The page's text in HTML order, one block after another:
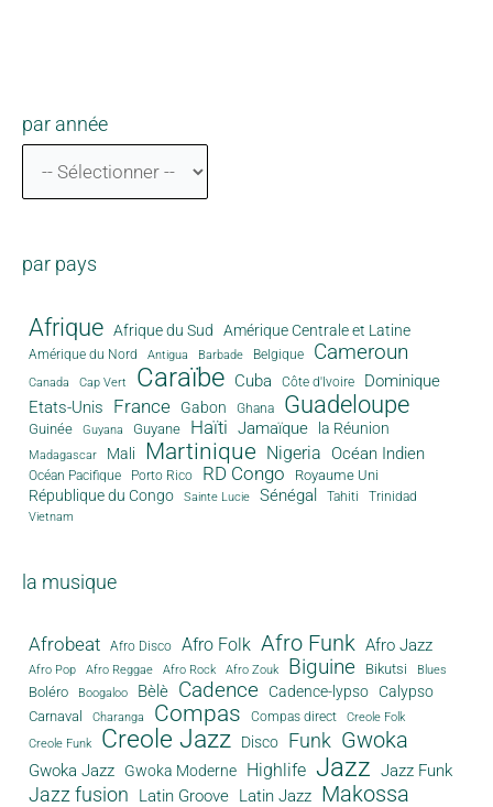
par année
par pays
Afrique Afrique du Sud Amérique Centrale et Latine
Amérique du Nord Antigua Barbade Belgique Cameroun
Canada Cap Vert Caraïbe Cuba Côte d'Ivoire
Dominique
Etats-Unis
France Gabon Ghana Guadeloupe
Guinée Guyana Guyane Haïti Jamaïque la Réunion
Madagascar Mali Martinique Nigeria Océan Indien
Océan Pacifique Porto Rico RD Congo Royaume Uni
République du Congo Sainte Lucie Sénégal Tahiti Trinidad
Vietnam
la musique
Afrobeat Afro Disco Afro Folk Afro Funk Afro Jazz
Afro Pop Afro Reggae Afro Rock Afro Zouk Biguine Bikutsi Blues
Boléro Boogaloo Bèlè Cadence Cadence-lypso Calypso
Carnaval Charanga Compas Compas direct
Creole Folk
Creole Funk
Creole Jazz Disco Funk Gwoka
Gwoka Jazz Gwoka Moderne Highlife Jazz Jazz Funk
Jazz fusion Latin Groove Latin Jazz Makossa